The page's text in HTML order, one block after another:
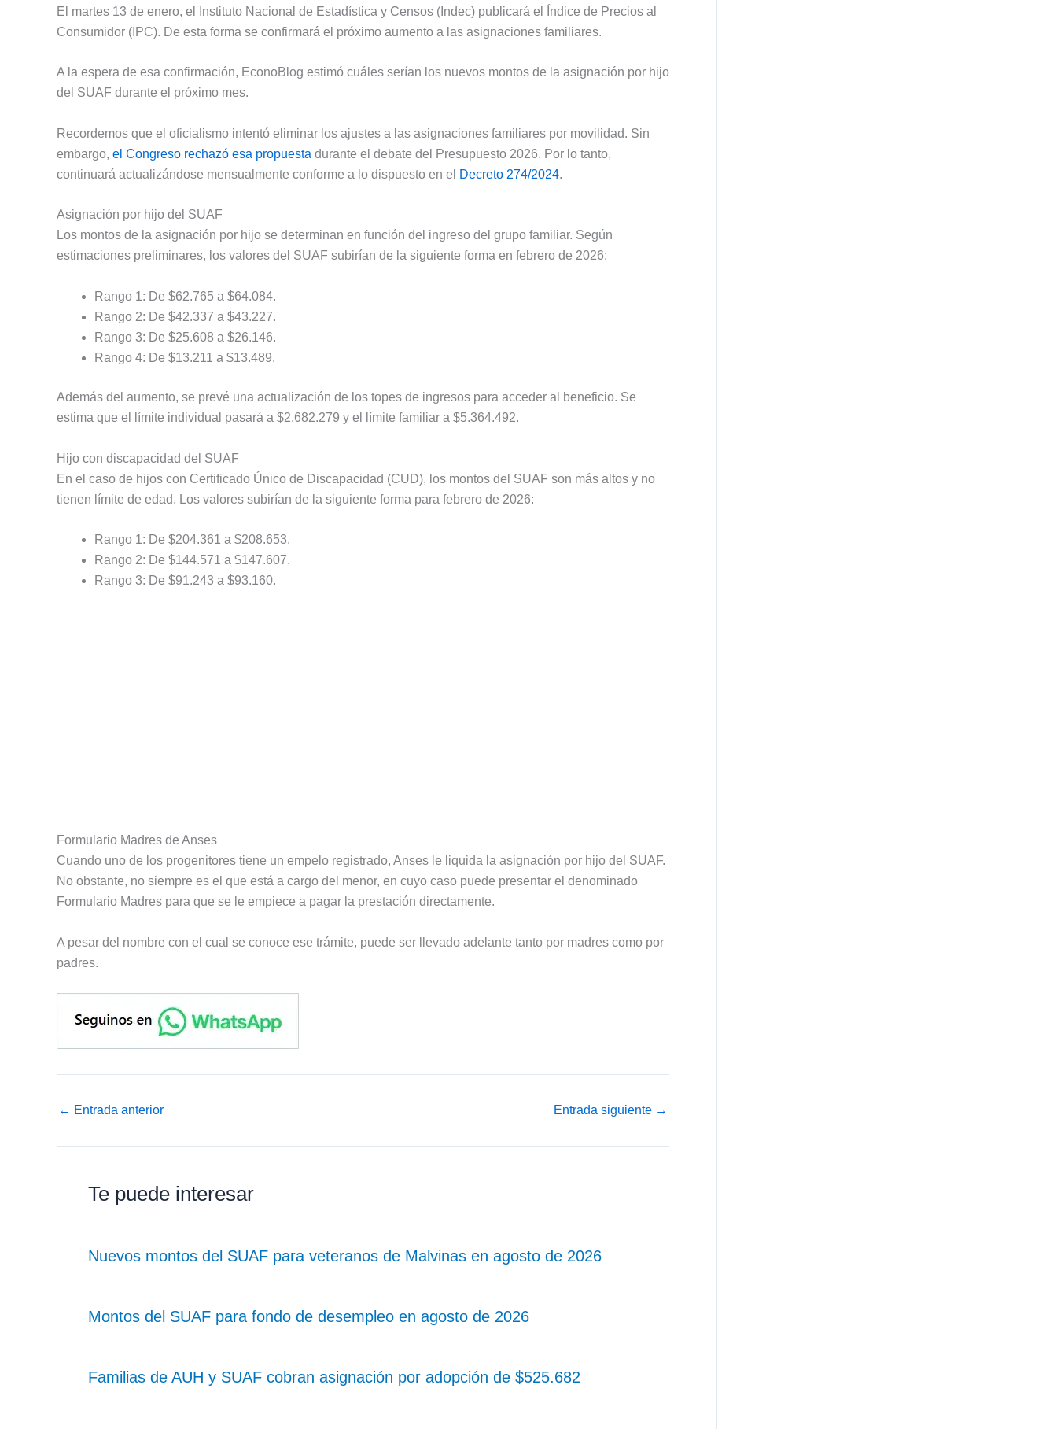
El martes 13 de enero, el Instituto Nacional de Estadística y Censos (Indec) publicará el Índice de Precios al
Consumidor (IPC). De esta forma se confirmará el próximo aumento a las asignaciones familiares.
A la espera de esa confirmación, EconoBlog estimó cuáles serían los nuevos montos de la asignación por hijo
del SUAF durante el próximo mes.
Recordemos que el oficialismo intentó eliminar los ajustes a las asignaciones familiares por movilidad. Sin
embargo, el Congreso rechazó esa propuesta durante el debate del Presupuesto 2026. Por lo tanto,
continuará actualizándose mensualmente conforme a lo dispuesto en el
Decreto 274/2024.
Asignación por hijo del SUAF
Los montos de la asignación por hijo se determinan en función del ingreso del grupo familiar. Según
estimaciones preliminares, los valores del SUAF subirían de la siguiente forma en febrero de 2026:
Rango 1: De $62.765 a $64.084.
Rango 2: De $42.337 a $43.227.
Rango 3: De $25.608 a $26.146.
Rango 4: De $13.211 a $13.489.
Además del aumento, se prevé una actualización de los topes de ingresos para acceder al beneficio. Se
estima que el límite individual pasará a $2.682.279 y el límite familiar a $5.364.492.
Hijo con discapacidad del SUAF
En el caso de hijos con Certificado Único de Discapacidad (CUD), los montos del SUAF son más altos y no
tienen límite de edad. Los valores subirían de la siguiente forma para febrero de 2026:
Rango 1: De $204.361 a $208.653.
Rango 2: De $144.571 a $147.607.
Rango 3: De $91.243 a $93.160.
Formulario Madres de Anses
Cuando uno de los progenitores tiene un empelo registrado, Anses le liquida la asignación por hijo del SUAF.
No obstante, no siempre es el que está a cargo del menor, en cuyo caso puede presentar el denominado
Formulario Madres para que se le empiece a pagar la prestación directamente.
A pesar del nombre con el cual se conoce ese trámite, puede ser llevado adelante tanto por madres como por
padres.
← Entrada anterior Entrada siguiente →
Te puede interesar
Nuevos montos del SUAF para veteranos de Malvinas en agosto de 2026
Montos del SUAF para fondo de desempleo en agosto de 2026
Familias de AUH y SUAF cobran asignación por adopción de $525.682